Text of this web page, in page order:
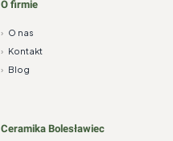
O firmie
› O nas
› Kontakt
› Blog
Ceramika Bolesławiec